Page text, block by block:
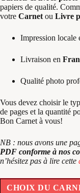
papiers de qualité.
votre Carnet ou Livre
Impression locale
Livraison en
Qualité photo
Vous devez choisir le
de pages et la quantité
Bon Carnet à vous!
NB : nous avons une
PDF conforme à nos
n’hésitez pas à lire cette
CHOIX DU